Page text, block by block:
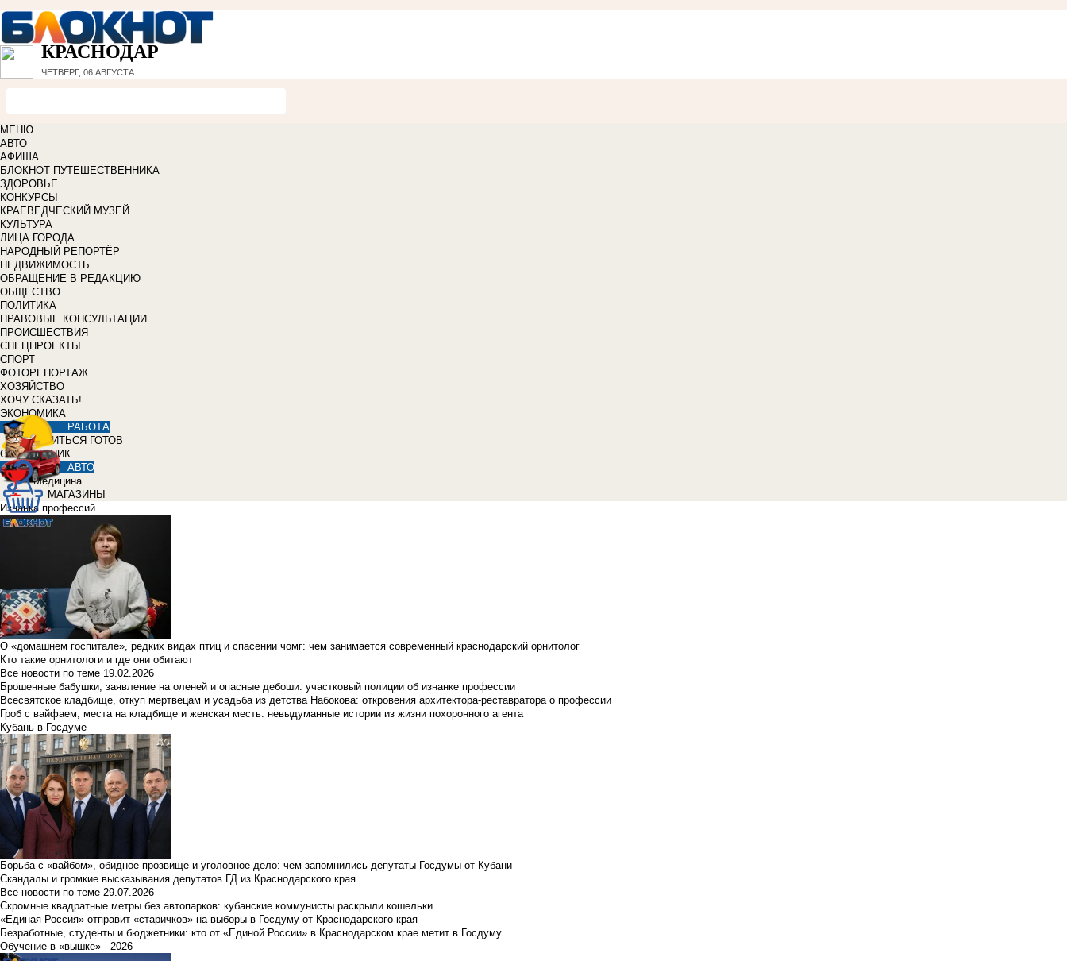
КРАСНОДАР
ЧЕТВЕРГ, 06 АВГУСТА
МЕНЮ
АВТО
АФИША
БЛОКНОТ ПУТЕШЕСТВЕННИКА
ЗДОРОВЬЕ
КОНКУРСЫ
КРАЕВЕДЧЕСКИЙ МУЗЕЙ
КУЛЬТУРА
ЛИЦА ГОРОДА
НАРОДНЫЙ РЕПОРТЁР
НЕДВИЖИМОСТЬ
ОБРАЩЕНИЕ В РЕДАКЦИЮ
ОБЩЕСТВО
ПОЛИТИКА
ПРАВОВЫЕ КОНСУЛЬТАЦИИ
ПРОИСШЕСТВИЯ
СПЕЦПРОЕКТЫ
СПОРТ
ФОТОРЕПОРТАЖ
ХОЗЯЙСТВО
ХОЧУ СКАЗАТЬ!
ЭКОНОМИКА
РАБОТА
УЧИТЬСЯ ГОТОВ
СПРАВОЧНИК
АВТО
Медицина
МАГАЗИНЫ
Изнанка профессий
О «домашнем госпитале», редких видах птиц и спасении чомг: чем занимается современный краснодарский орнитолог
Кто такие орнитологи и где они обитают
Все новости по теме 19.02.2026
Брошенные бабушки, заявление на оленей и опасные дебоши: участковый полиции об изнанке профессии
Всесвятское кладбище, откуп мертвецам и усадьба из детства Набокова: откровения архитектора-реставратора о профессии
Гроб с вайфаем, места на кладбище и женская месть: невыдуманные истории из жизни похоронного агента
Кубань в Госдуме
Борьба с «вайбом», обидное прозвище и уголовное дело: чем запомнились депутаты Госдумы от Кубани
Скандалы и громкие высказывания депутатов ГД из Краснодарского края
Все новости по теме 29.07.2026
Скромные квадратные метры без автопарков: кубанские коммунисты раскрыли кошельки
«Единая Россия» отправит «старичков» на выборы в Госдуму от Краснодарского края
Безработные, студенты и бюджетники: кто от «Единой России» в Краснодарском крае метит в Госдуму
Обучение в «вышке» - 2026